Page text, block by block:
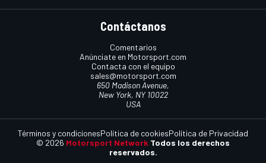
Contáctanos
Comentarios
Anúnciate en Motorsport.com
Contacta con el equipo
sales@motorsport.com
650 Madison Avenue,
New York, NY 10022
USA
© 2026 Motorsport Network Todos los derechos
reservados.
Términos y condicionesPolítica de cookiesPolítica de Privacidad